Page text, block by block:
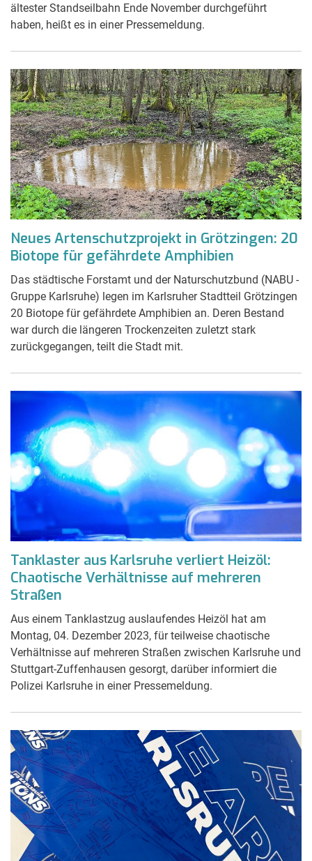
ältester Standseilbahn Ende November durchgeführt
haben, heißt es in einer Pressemeldung.
Neues Artenschutzprojekt in Grötzingen: 20
Biotope für gefährdete Amphibien
Das städtische Forstamt und der Naturschutzbund (NABU -
Gruppe Karlsruhe) legen im Karlsruher Stadtteil Grötzingen
20 Biotope für gefährdete Amphibien an. Deren Bestand
war durch die längeren Trockenzeiten zuletzt stark
zurückgegangen, teilt die Stadt mit.
Tanklaster aus Karlsruhe verliert Heizöl:
Chaotische Verhältnisse auf mehreren
Straßen
Aus einem Tanklastzug auslaufendes Heizöl hat am
Montag, 04. Dezember 2023, für teilweise chaotische
Verhältnisse auf mehreren Straßen zwischen Karlsruhe und
Stuttgart-Zuffenhausen gesorgt, darüber informiert die
Polizei Karlsruhe in einer Pressemeldung.